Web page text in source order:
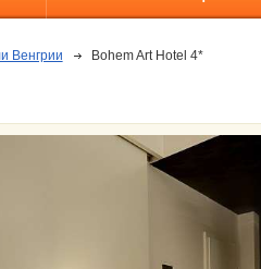
Венгрии Bohem Art Hotel 4*